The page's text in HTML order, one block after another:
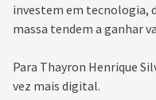
investem em tecnologia,
massa tendem a ganhar
Para Thayron Henrique
vez mais digital.